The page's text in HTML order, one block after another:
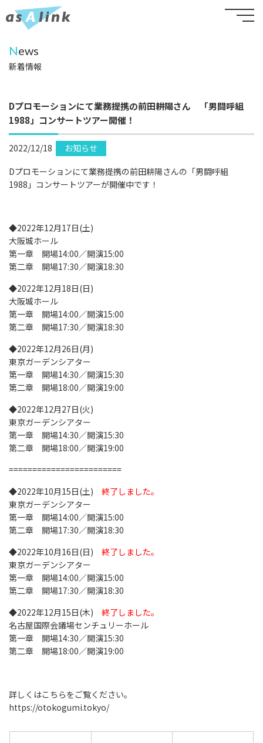
News
新着情報
Dプロモーションにて業務提携の前田耕陽さん 「男闘呼組
1988」コンサートツアー開催！
2022/12/18
お知らせ
Dプロモーションにて業務提携の前田耕陽さんの「男闘呼組
1988」コンサートツアーが開催中です！
◆2022年12月17日(土)
大阪城ホール
第一章 開場14:00／開演15:00
第二章 開場17:30／開演18:30
◆2022年12月18日(日)
大阪城ホール
第一章 開場14:00／開演15:00
第二章 開場17:30／開演18:30
◆2022年12月26日(月)
東京ガーデンシアター
第一章 開場14:30／開演15:30
第二章 開場18:00／開演19:00
◆2022年12月27日(火)
東京ガーデンシアター
第一章 開場14:30／開演15:30
第二章 開場18:00／開演19:00
========================
◆2022年10月15日(土) 終了しました。
東京ガーデンシアター
第一章 開場14:00／開演15:00
第二章 開場17:30／開演18:30
◆2022年10月16日(日) 終了しました。
東京ガーデンシアター
第一章 開場14:00／開演15:00
第二章 開場17:30／開演18:30
◆2022年12月15日(木) 終了しました。
名古屋国際会議場センチュリーホール
第一章 開場14:30／開演15:30
第二章 開場18:00／開演19:00
詳しくはこちらをご覧ください。
https://otokogumi.tokyo/